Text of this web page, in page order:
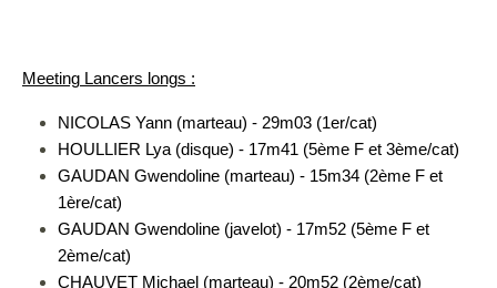
Meeting Lancers longs :
NICOLAS Yann (marteau) - 29m03 (1er/cat)
HOULLIER Lya (disque) - 17m41 (5ème F et 3ème/cat)
GAUDAN Gwendoline (marteau) - 15m34 (2ème F et
1ère/cat)
GAUDAN Gwendoline (javelot) - 17m52 (5ème F et
2ème/cat)
CHAUVET Michael (marteau) - 20m52 (2ème/cat)